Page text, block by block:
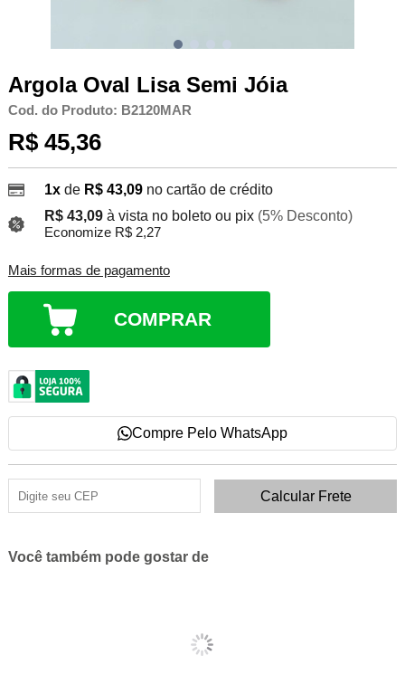
Argola Oval Lisa Semi Jóia
Cod. do Produto: B2120MAR
R$ 45,36
1xde R$ 43,09 no cartão de crédito
R$ 43,09 à vista no boleto ou pix (5% Desconto)
Economize R$ 2,27
Mais formas de pagamento
COMPRAR
Compre Pelo WhatsApp
Você também pode gostar de